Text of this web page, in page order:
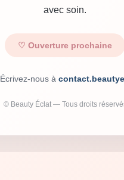
avec soin.
♡ Ouverture prochaine
nous à
© Beauty Éclat — Tous droits